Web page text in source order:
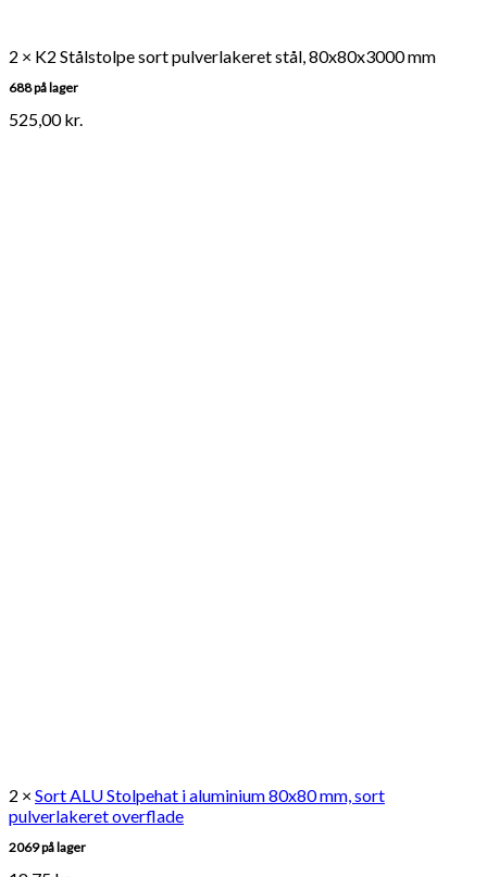
2 × K2 Stålstolpe sort pulverlakeret stål, 80x80x3000 mm
688 på lager
525,00kr.
2 × Sort ALU Stolpehat i aluminium 80x80 mm, sort
pulverlakeret overflade
2069 på lager